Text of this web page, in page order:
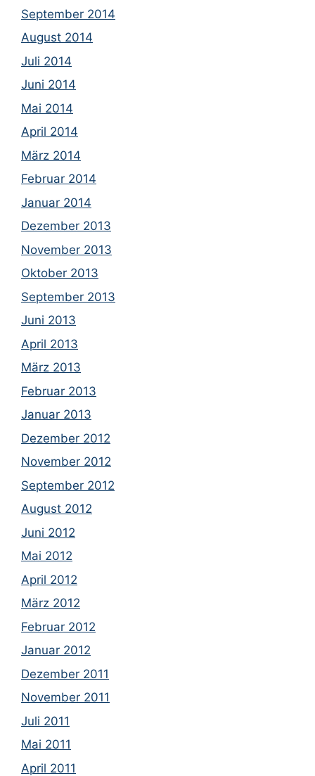
September 2014
August 2014
Juli 2014
Juni 2014
Mai 2014
April 2014
März 2014
Februar 2014
Januar 2014
Dezember 2013
November 2013
Oktober 2013
September 2013
Juni 2013
April 2013
März 2013
Februar 2013
Januar 2013
Dezember 2012
November 2012
September 2012
August 2012
Juni 2012
Mai 2012
April 2012
März 2012
Februar 2012
Januar 2012
Dezember 2011
November 2011
Juli 2011
Mai 2011
April 2011